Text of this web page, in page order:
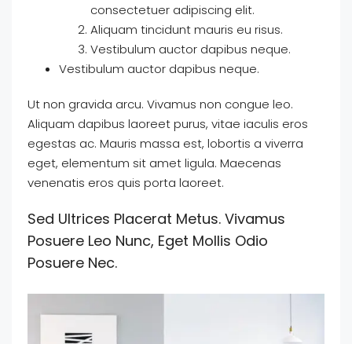
consectetuer adipiscing elit.
Aliquam tincidunt mauris eu risus.
Vestibulum auctor dapibus neque.
Vestibulum auctor dapibus neque.
Ut non gravida arcu. Vivamus non congue leo.
Aliquam dapibus laoreet purus, vitae iaculis eros
egestas ac. Mauris massa est, lobortis a viverra
eget, elementum sit amet ligula. Maecenas
venenatis eros quis porta laoreet.
Sed Ultrices Placerat Metus. Vivamus
Posuere Leo Nunc, Eget Mollis Odio
Posuere Nec.